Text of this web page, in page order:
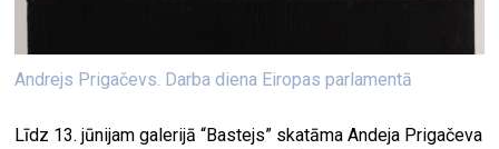
Andrejs Prigačevs. Darba diena Eiropas parlamentā
Līdz 13. jūnijam galerijā “Bastejs” skatāma Andeja Prigačeva